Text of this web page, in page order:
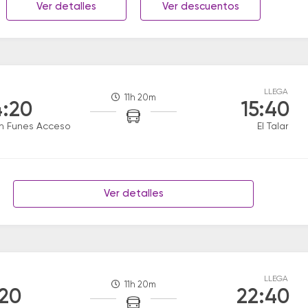
Ver detalles Ver descuentos
Funes Acceso
11h 20m
LLEGA
15:40
El Talar
Ver detalles
11h 20m
LLEGA
22:40